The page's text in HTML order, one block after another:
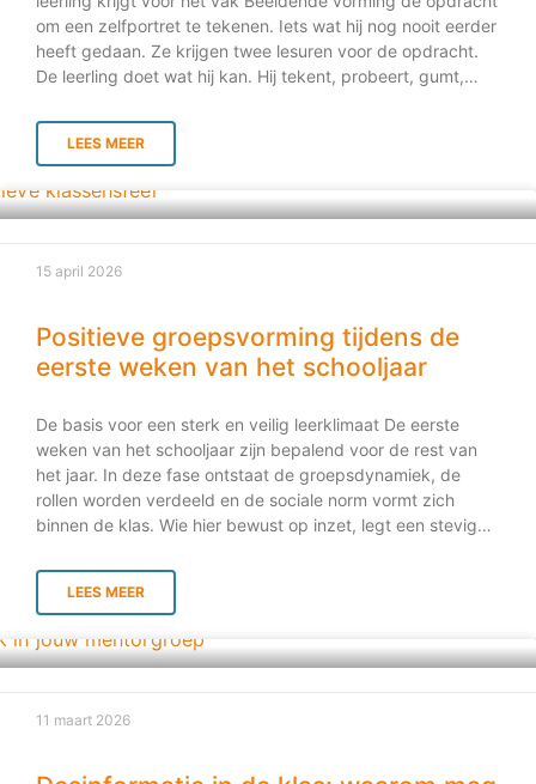
onderstreept dat
om een zelfportret te tekenen. Iets wat hij nog nooit eerder
heeft gedaan. Ze krijgen twee lesuren voor de opdracht.
De leerling doet wat hij kan. Hij tekent, probeert, gumt,
hij zoekt zelf wat voorbeelden en filmpjes op internet en
gaat oefenen. Stap voor stap ontdekt hij hoe een gezicht is
diepte geeft. Met zijn nieuwe inzichten en zichtbaar meer
naar school. Hij wil op school nog een keer proberen. Klaar
moment niet. Nog voordat hij iets kan uitleggen, krijgt hij te
horen
LEES MEER
Positieve groepsvorming tijdens de
eerste weken van het schooljaar
De basis voor een sterk en veilig leerklimaat De eerste
weken van het schooljaar zijn bepalend voor de rest van
het jaar. In deze fase ontstaat de groepsdynamiek, de
rollen worden verdeeld en de sociale norm vormt zich
binnen de klas. Wie hier bewust op inzet, legt een stevige
hoe zorg je nu voor positieve groepsvorming? En wat levert
het concreet op? In deze blog lees je over de voordelen
hoe je dit eenvoudig kunt aanpakken. Wat is positieve
leerlingen zich: veilig voelen; elkaar respecteren;
dus niet alleen om “een gezellige klas”, maar om een groep
LEES MEER
15 april 2026
11 maart 2026